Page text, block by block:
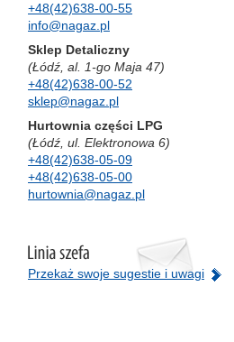
+48(42)638-00-55
info@nagaz.pl
Sklep Detaliczny
(Łódź, al. 1-go Maja 47)
+48(42)638-00-52
sklep@nagaz.pl
Hurtownia części LPG
(Łódź, ul. Elektronowa 6)
+48(42)638-05-09
+48(42)638-05-00
hurtownia@nagaz.pl
Przekaż swoje sugestie i uwagi